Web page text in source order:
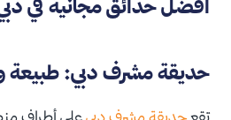
افضل حدائق مجانية في
حديقة مشرف دبي: طبيعة
تقعحديقة مشرف دبيعلى أطراف